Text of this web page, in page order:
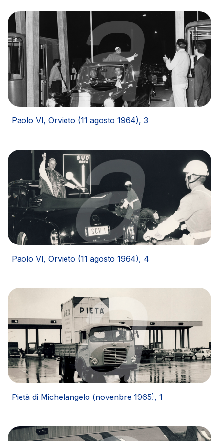
Paolo VI, Orvieto (11 agosto 1964), 3
Paolo VI, Orvieto (11 agosto 1964), 4
Pietà di Michelangelo (novenbre 1965), 1